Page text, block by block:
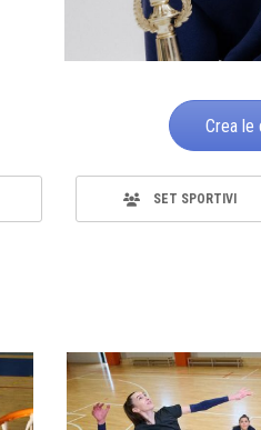
Crea le
SET SPORTIVI